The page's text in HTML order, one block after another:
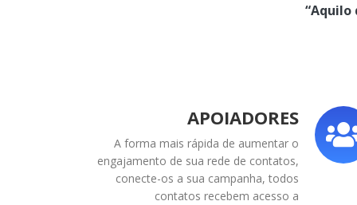
“Aquilo
APOIADORES
A forma mais rápida de aumentar o
engajamento de sua rede de contatos,
conecte-os a sua campanha, todos
contatos recebem acesso a